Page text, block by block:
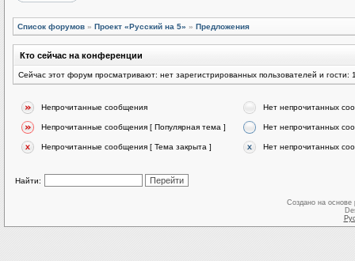
Список форумов » Проект «Русский на 5» » Предложения
Кто сейчас на конференции
Сейчас этот форум просматривают: нет зарегистрированных пользователей и гости:
Непрочитанные сообщения Нет непрочитанных
Непрочитанные сообщения [ Популярная тема ] Нет непрочитанных
Непрочитанные сообщения [ Тема закрыта ] Нет непрочитанных
Найти:
Создано на основе